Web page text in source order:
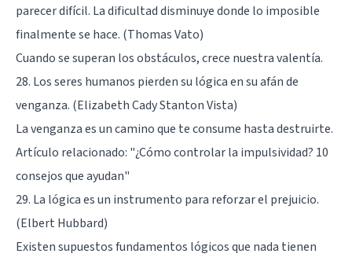
parecer difícil. La dificultad disminuye donde lo imposible
finalmente se hace. (Thomas Vato)
Cuando se superan los obstáculos, crece nuestra valentía.
28. Los seres humanos pierden su lógica en su afán de
venganza. (Elizabeth Cady Stanton Vista)
La venganza es un camino que te consume hasta destruirte.
Artículo relacionado: "¿Cómo controlar la impulsividad? 10
consejos que ayudan"
29. La lógica es un instrumento para reforzar el prejuicio.
(Elbert Hubbard)
Existen supuestos fundamentos lógicos que nada tienen